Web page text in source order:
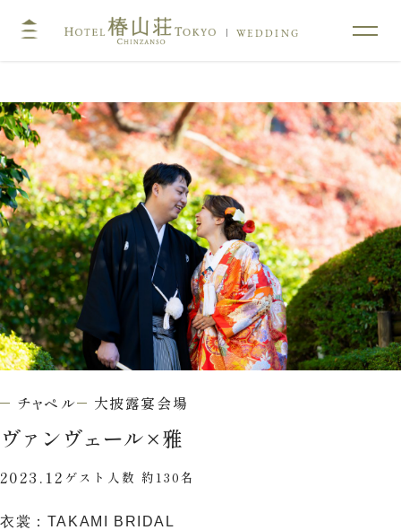
WEDDING
TOP コンセプト
挙式
キリスト教式・人前式
神前挙式
神社挙式
披露宴
大披露宴会場
中披露宴会場
小披露宴会場
料亭ウエディング
フォトガイドツアー 料理
ドレス・和装 プラン
ウエディングレポート
アクセス
チャペル 大披露宴会場
ヴァンヴェール×雅
2023.12 ゲスト人数 約130名
衣裳：TAKAMI BRIDAL